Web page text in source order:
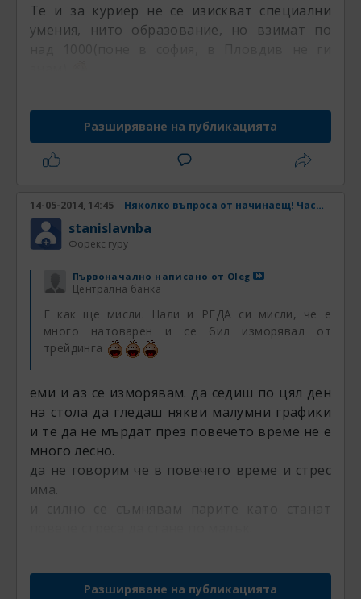
Te и за куриер не се изискват специални
умения, нито образование, но взимат по
дадена област, ако намери и за 700-800лв
работа се радва.
Разширяване на публикацията
14-05-2014, 14:45 Няколко въпроса от начинаещ! Част 2
stanislavnba
Форекс гуру
Първоначално написано от Oleg
Централна банка
Е как ще мисли. Нали и РЕДА си мисли, че е
много натоварен и се бил изморявал от
трейдинга
еми и аз се изморявам. да седиш по цял ден
на стола да гледаш някви малумни графики
и те да не мърдат през повечето време не е
много лесно.
да не говорим че в повечето време и стрес
има.
Разширяване на публикацията